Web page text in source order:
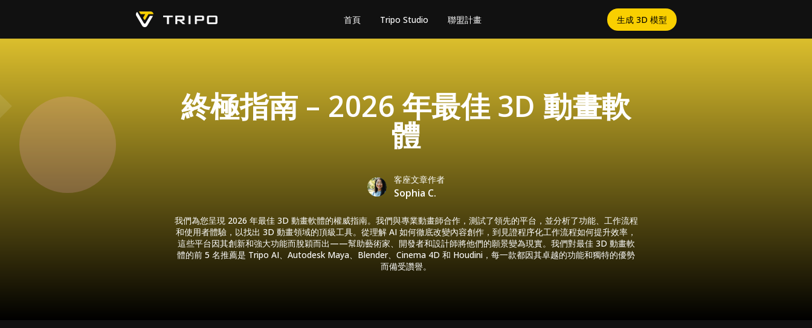
首頁 Tripo Studio 聯盟計畫 生成 3D 模型
終極指南 – 2026 年最佳 3D 動畫軟
體
客座文章作者
Sophia C.
我們為您呈現 2026 年最佳 3D 動畫軟體的權威指南。我們與專業動畫師合作，測試了領先的平台，並分析了功能、工作流程
和使用者體驗，以找出 3D 動畫領域的頂級工具。從理解 AI 如何徹底改變內容創作，到見證程序化工作流程如何提升效率，
這些平台因其創新和強大功能而脫穎而出——幫助藝術家、開發者和設計師將他們的願景變為現實。我們對最佳 3D 動畫軟
體的前 5 名推薦是 Tripo AI、Autodesk Maya、Blender、Cinema 4D 和 Houdini，每一款都因其卓越的功能和獨特的優勢
而備受讚譽。